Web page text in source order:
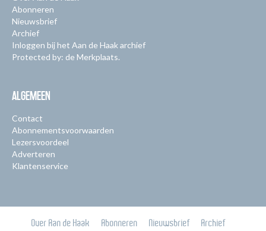
Abonneren
Nieuwsbrief
Archief
Inloggen bij het Aan de Haak archief
Protected by: de Merkplaats.
ALGEMEEN
Contact
Abonnementsvoorwaarden
Lezersvoordeel
Adverteren
Klantenservice
Over Aan de Haak Abonneren Nieuwsbrief Archief